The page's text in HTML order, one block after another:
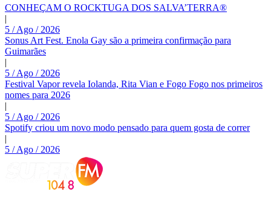
CONHEÇAM O ROCKTUGA DOS SALVA’TERRA®
|
5 / Ago / 2026
Sonus Art Fest. Enola Gay são a primeira confirmação para
Guimarães
|
5 / Ago / 2026
Festival Vapor revela Iolanda, Rita Vian e Fogo Fogo nos primeiros
nomes para 2026
|
5 / Ago / 2026
Spotify criou um novo modo pensado para quem gosta de correr
|
5 / Ago / 2026